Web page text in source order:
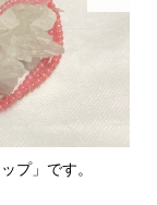
プ」です。